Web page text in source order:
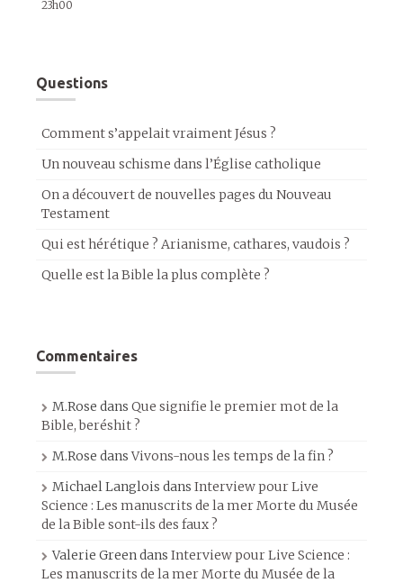
23h00
Questions
Comment s’appelait vraiment Jésus ?
Un nouveau schisme dans l’Église catholique
On a découvert de nouvelles pages du Nouveau
Testament
Qui est hérétique ? Arianisme, cathares, vaudois ?
Quelle est la Bible la plus complète ?
Commentaires
M.Rose dans Que signifie le premier mot de la
Bible, beréshit ?
M.Rose dansVivons-nous les temps de la fin ?
Michael Langlois dans Interview pour Live
Science : Les manuscrits de la mer Morte du Musée
de la Bible sont-ils des faux ?
Valerie Greendans Interview pour Live Science :
Les manuscrits de la mer Morte du Musée de la